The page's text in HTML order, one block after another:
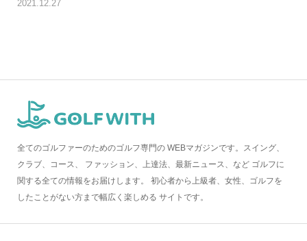
2021.12.27
全てのゴルファーのためのゴルフ専門の WEBマガジンです。スイング、
クラブ、コース、 ファッション、上達法、最新ニュース、など ゴルフに
関する全ての情報をお届けします。 初心者から上級者、女性、ゴルフを
したことがない方まで幅広く楽しめる サイトです。